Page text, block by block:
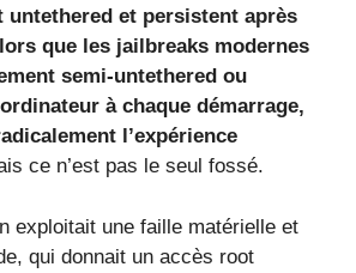
untethered et persistent après
que les jailbreaks modernes
semi-untethered ou
à chaque démarrage,
l’expérience
ce n’est pas le seul fossé.
exploitait une faille matérielle et
qui donnait un accès root